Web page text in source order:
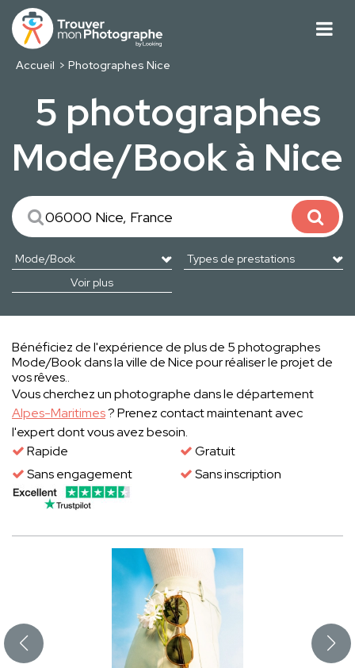
Accueil Photographes Nice
5 photographes
Mode/Book à Nice
Voir plus
Bénéficiez de l'expérience de plus de 5 photographes
Mode/Book dans la ville de Nice pour réaliser le projet de
vos rêves..
Vous cherchez un photographe dans le département
Alpes-Maritimes? Prenez contact maintenant avec
l'expert dont vous avez besoin.
Rapide
Gratuit
Sans engagement
Sans inscription